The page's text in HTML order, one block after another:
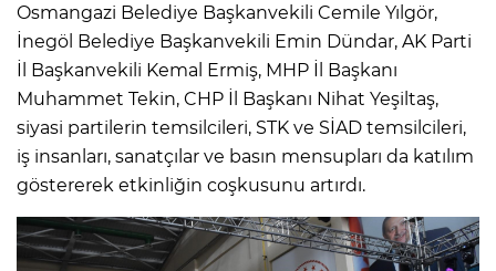
Osmangazi Belediye Başkanvekili Cemile Yılgör,
İnegöl Belediye Başkanvekili Emin Dündar, AK Parti
İl Başkanvekili Kemal Ermiş, MHP İl Başkanı
Muhammet Tekin, CHP İl Başkanı Nihat Yeşiltaş,
siyasi partilerin temsilcileri, STK ve SİAD temsilcileri,
iş insanları, sanatçılar ve basın mensupları da katılım
göstererek etkinliğin coşkusunu artırdı.